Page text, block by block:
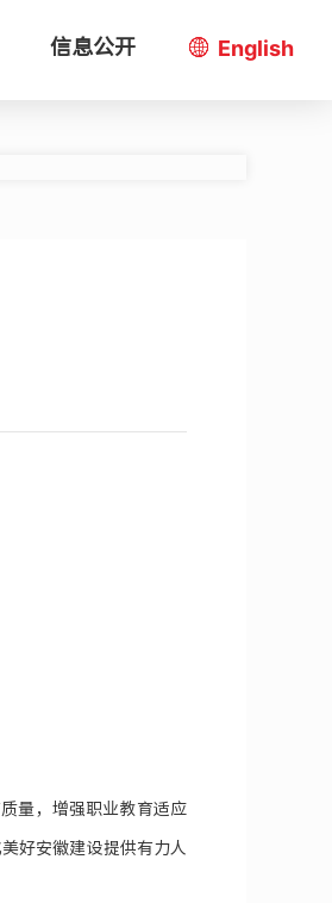
信息公开 English
量，增强职业教育适应
好安徽建设提供有力人